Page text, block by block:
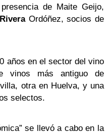
de Maite Geijo,
Ordóñez, socios de
años en el sector del vino
vinos más antiguo de
otra en Huelva, y una
selectos.
se llevó a cabo en la